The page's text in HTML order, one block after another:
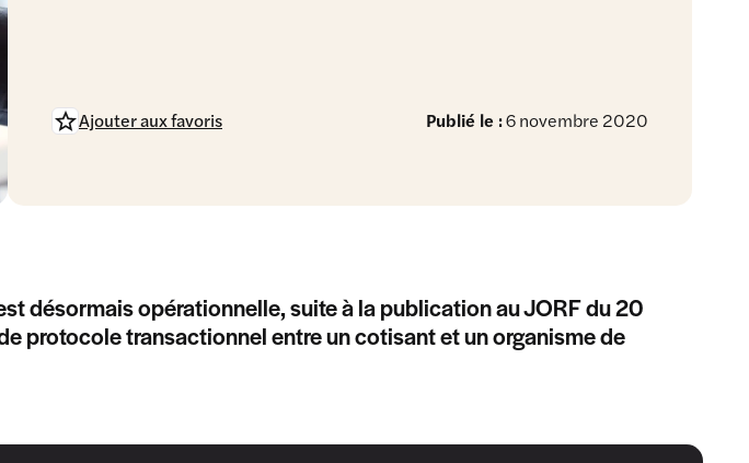
Publié le :6 novembre 2020
Ajouter aux favoris
désormais opérationnelle, suite à la publication au JORF du 20
protocole transactionnel entre un cotisant et un organisme de